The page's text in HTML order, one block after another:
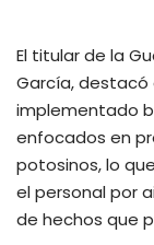
El titular de la
García, destacó
implementado
enfocados en
potosinos, lo
el personal por
de hechos que